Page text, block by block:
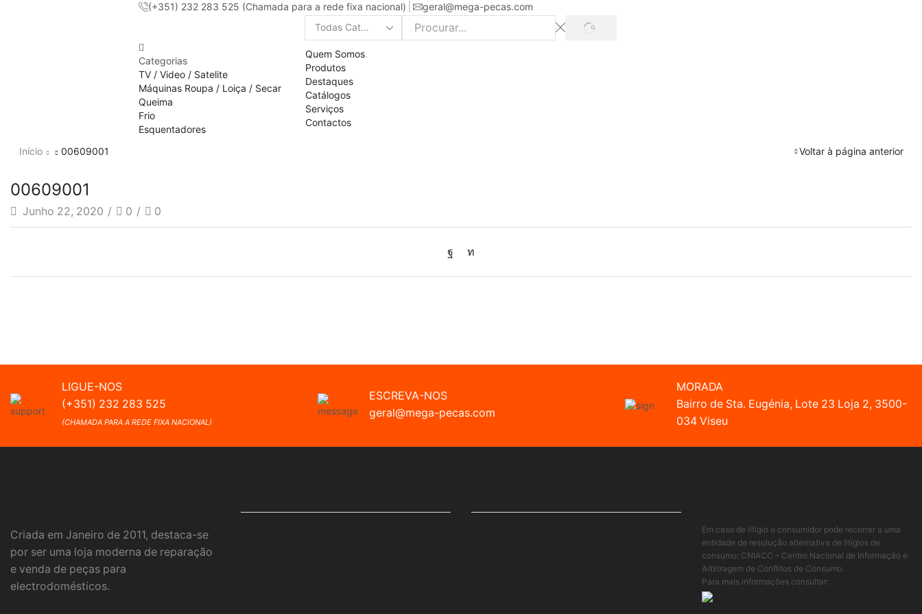
(+351) 232 283 525 (Chamada para a rede fixa nacional) geral@mega-pecas.com
Search
PROCURAR
Categorias
TV / Video / Satelite
Máquinas Roupa / Loiça / Secar
Queima
Frio
Esquentadores
Quem Somos
Produtos
Destaques
Catálogos
Serviços
Contactos
Voltar à página anterior
Início 00609001
00609001
Junho 22, 2020 / 0 / 0
LIGUE-NOS
(+351) 232 283 525
(CHAMADA PARA A REDE FIXA NACIONAL)
ESCREVA-NOS
geral@mega-pecas.com
MORADA
Bairro de Sta. Eugénia, Lote 23 Loja 2, 3500-
034 Viseu
Criada em Janeiro de 2011, destaca-se
por ser uma loja moderna de reparação
e venda de peças para
electrodomésticos.
Em caso de litígio o consumidor pode recorrer a uma
entidade de resolução alternativa de litígios de
consumo: CNIACC – Centro Nacional de Informação e
Arbitragem de Conflitos de Consumo.
Para mais informações consultar: